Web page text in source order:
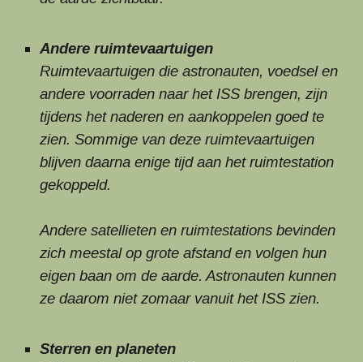
Andere ruimtevaartuigen
Ruimtevaartuigen die astronauten, voedsel en
andere voorraden naar het ISS brengen, zijn
tijdens het naderen en aankoppelen goed te
zien. Sommige van deze ruimtevaartuigen
blijven daarna enige tijd aan het ruimtestation
gekoppeld.
Andere satellieten en ruimtestations bevinden
zich meestal op grote afstand en volgen hun
eigen baan om de aarde. Astronauten kunnen
ze daarom niet zomaar vanuit het ISS zien.
Sterren en planeten